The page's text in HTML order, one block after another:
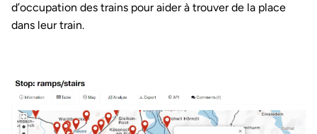
d’occupation des trains pour aider à trouver de la place
dans leur train.